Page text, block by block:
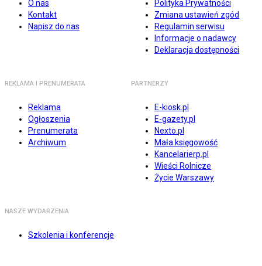
O nas
Kontakt
Napisz do nas
Polityka Prywatności
Zmiana ustawień zgód
Regulamin serwisu
Informacje o nadawcy
Deklaracja dostępności
REKLAMA I PRENUMERATA
Reklama
Ogłoszenia
Prenumerata
Archiwum
PARTNERZY
E-kiosk.pl
E-gazety.pl
Nexto.pl
Mała księgowość
Kancelarierp.pl
Wieści Rolnicze
Życie Warszawy
NASZE WYDARZENIA
Szkolenia i konferencje